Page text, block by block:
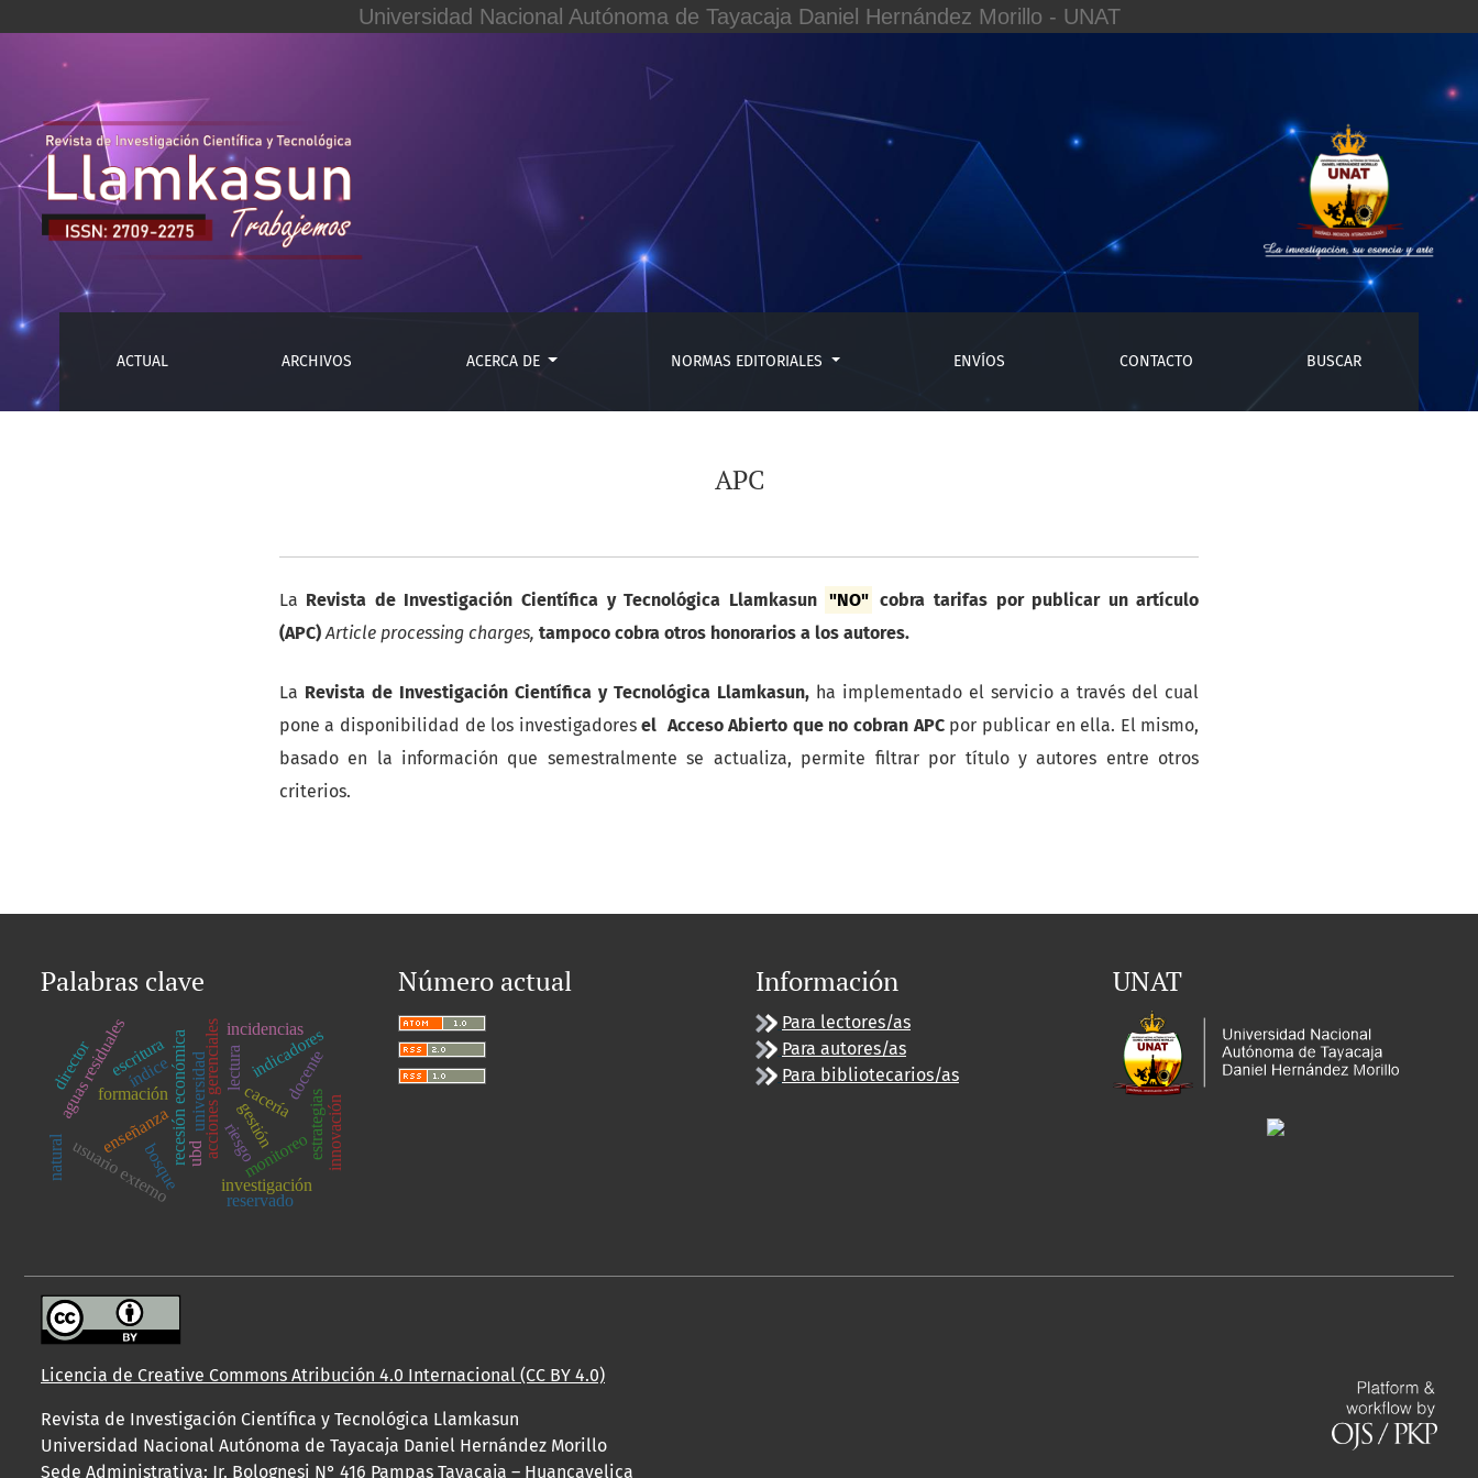
Universidad Nacional Autónoma de Tayacaja Daniel Hernández Morillo - UNAT
ACTUAL ARCHIVOS ACERCA DE NORMAS EDITORIALES ENVÍOS CONTACTO BUSCAR
APC
La Revista de Investigación Científica y Tecnológica Llamkasun "NO" cobra tarifas por publicar un artículo
(APC)Article processing charges, tampoco cobra otros honorarios a los autores.
La Revista de Investigación Científica y Tecnológica Llamkasun,ha implementado el servicio a través del cual
pone a disponibilidad de los investigadoresel Acceso Abierto que no cobran APCpor publicar en ella. El mismo,
basado en la información que semestralmente se actualiza, permite filtrar por título y autores entre otros
criterios.
Palabras clave
monitoreo
cacería
riesgo
acciones gerenciales estrategias
recesión económica
escritura lectura
enseñanza
usuario externo
aguas residuales incidencias
investigación
formación
gestión
indicadores
universidad docente
innovación
director índice
reservado
bosque
natural ubd
Número actual Información
Para lectores/as
Para autores/as
Para bibliotecarios/as
UNAT
Licencia de Creative Commons Atribución 4.0 Internacional (CC BY 4.0)
Revista de Investigación Científica y Tecnológica Llamkasun
Universidad Nacional Autónoma de Tayacaja Daniel Hernández Morillo
Sede Administrativa: Jr. Bolognesi N° 416 Pampas Tayacaja – Huancavelica